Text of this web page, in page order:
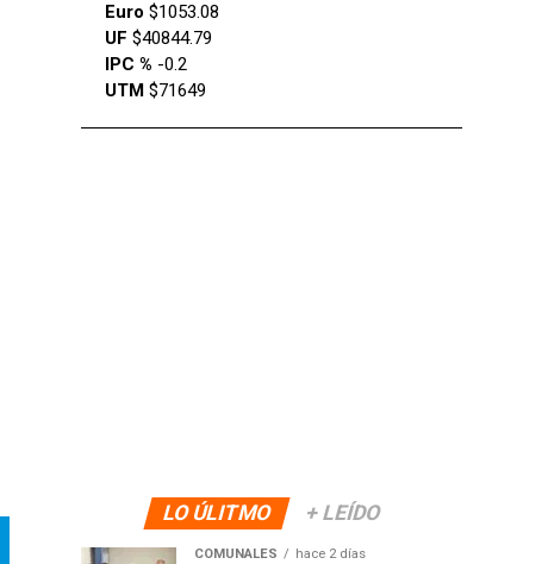
Euro $1053.08
UF $40844.79
IPC % -0.2
UTM $71649
LO ÚLITMO + LEÍDO
COMUNALES hace 2 días